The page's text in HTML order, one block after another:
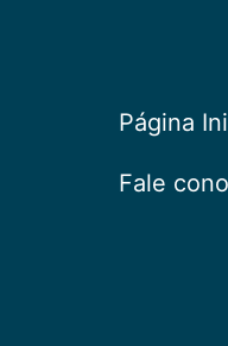
CEPAC
Página
Fale